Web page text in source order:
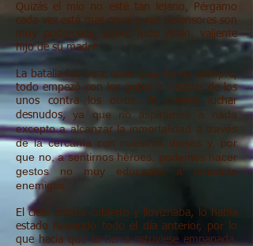
Quizás el mío no esté tan lejano, Pérgamo
cada vez está mas cerca y sus defensores son
muy poderosos, sobre todo Átalo, valiente
hijo de su madre.
La batalla fue hace unos días. Como siempre,
todo empezó con los gritos e insultos de los
unos contra los otros. Al preferir luchar
desnudos,ya que no aspiramos a nada
excepto a alcanzar la inmortalidad a través
dela cercanía con nuestros dioses y, por
que no, a sentirnos héroes, podemos hacer
gestos no muy educados a nuestros
enemigos.
El cielo estaba cubierto y lloviznaba, lo había
estado haciendo todo el día anterior, por lo
que hacía que la tierra estuviese empapada.